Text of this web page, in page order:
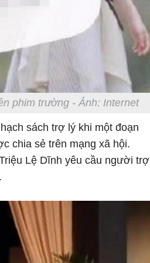
phim trường - Ảnh: Internet
sách trợ lý khi một đoạn
chia sẻ trên mạng xã hội.
Lệ Dĩnh yêu cầu người trợ